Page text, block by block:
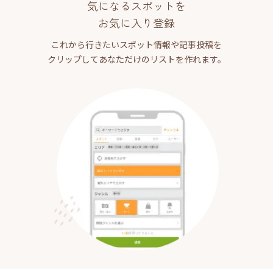
気になるスポットを
お気に入り登録
これから行きたいスポット情報や記事投稿を
クリップしてあなただけのリストを作れます。